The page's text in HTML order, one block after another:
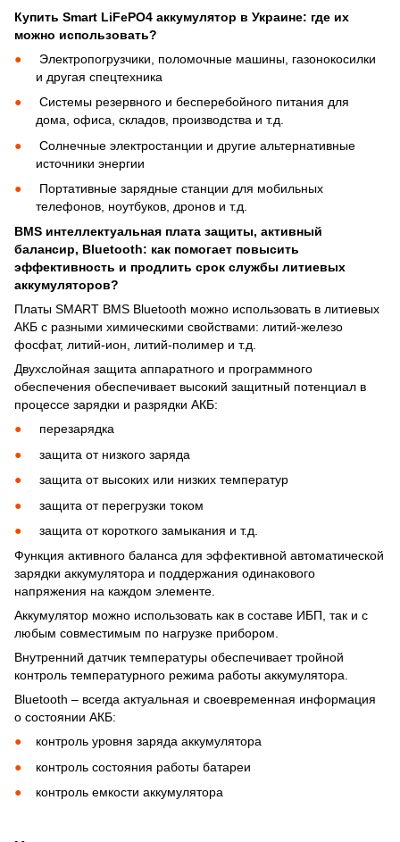
Купить Smart LiFePO4 аккумулятор в Украине: где их
можно использовать?
Электропогрузчики, поломочные машины, газонокосилки
и другая спецтехника
Системы резервного и бесперебойного питания для
дома, офиса, складов, производства и т.д.
Солнечные электростанции и другие альтернативные
источники энергии
Портативные зарядные станции для мобильных
телефонов, ноутбуков, дронов и т.д.
BMS интеллектуальная плата защиты, активный
балансир, Bluetooth: как помогает повысить
эффективность и продлить срок службы литиевых
аккумуляторов?
Платы SMART BMS Bluetooth можно использовать в литиевых
АКБ с разными химическими свойствами: литий-железо
фосфат, литий-ион, литий-полимер и т.д.
Двухслойная защита аппаратного и программного
обеспечения обеспечивает высокий защитный потенциал в
процессе зарядки и разрядки АКБ:
перезарядка
защита от низкого заряда
защита от высоких или низких температур
защита от перегрузки током
защита от короткого замыкания и т.д.
Функция активного баланса для эффективной автоматической
зарядки аккумулятора и поддержания одинакового
напряжения на каждом элементе.
Аккумулятор можно использовать как в составе ИБП, так и с
любым совместимым по нагрузке прибором.
Внутренний датчик температуры обеспечивает тройной
контроль температурного режима работы аккумулятора.
Bluetooth – всегда актуальная и своевременная информация
о состоянии АКБ:
контроль уровня заряда аккумулятора
контроль состояния работы батареи
контроль емкости аккумулятора